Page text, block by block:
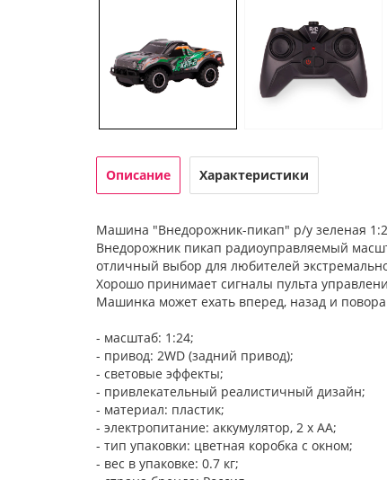
Описание Характеристики
Машина "Внедорожник-пикап" р/у зеленая
Внедорожник пикап радиоуправляемый
отличный выбор для любителей
Хорошо принимает сигналы пульта
Машинка может ехать вперед, назад и
- масштаб: 1:24;
- привод: 2WD (задний привод);
- световые эффекты;
- привлекательный реалистичный дизайн;
- материал: пластик;
- электропитание: аккумулятор, 2 х АА;
- тип упаковки: цветная коробка с окном;
- вес в упаковке: 0.7 кг;